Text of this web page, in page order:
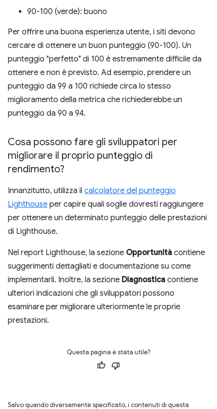
90-100 (verde): buono
Per offrire una buona esperienza utente, i siti devono
cercare di ottenere un buon punteggio (90-100). Un
punteggio "perfetto" di 100 è estremamente difficile da
ottenere e non è previsto. Ad esempio, prendere un
punteggio da 99 a 100 richiede circa lo stesso
miglioramento della metrica che richiederebbe un
punteggio da 90 a 94.
Cosa possono fare gli sviluppatori per
migliorare il proprio punteggio di
rendimento?
Innanzitutto, utilizza il calcolatore del punteggio
Lighthouse per capire quali soglie dovresti raggiungere
per ottenere un determinato punteggio delle prestazioni
di Lighthouse.
Nel report Lighthouse, la sezione Opportunità contiene
suggerimenti dettagliati e documentazione su come
implementarli. Inoltre, la sezione Diagnostica contiene
ulteriori indicazioni che gli sviluppatori possono
esaminare per migliorare ulteriormente le proprie
prestazioni.
Questa pagina è stata utile?
Salvo quando diversamente specificato, i contenuti di questa